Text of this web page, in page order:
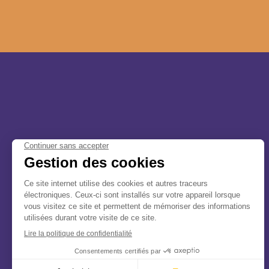
Congo
Costa Rica
Cuba